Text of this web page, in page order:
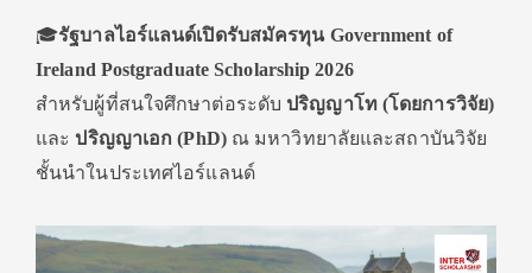
🎓รัฐบาลไอร์แลนด์เปิดรับสมัครทุน Government of
Ireland Postgraduate Scholarship 2026
สำหรับผู้ที่สนใจศึกษาต่อระดับ ปริญญาโท (โดยการวิจัย)
และ ปริญญาเอก (PhD) ณ มหาวิทยาลัยและสถาบันวิจัย
ชั้นนำในประเทศไอร์แลนด์